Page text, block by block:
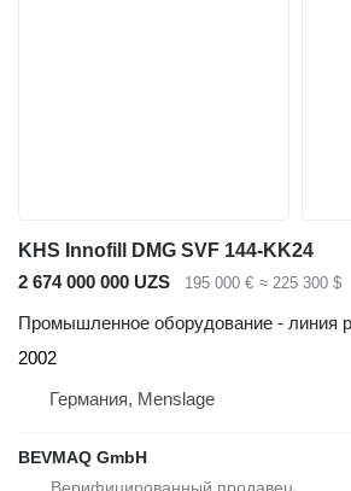
KHS Innofill DMG SVF 144-KK24
2 674 000 000 UZS
195 000 € ≈ 225 300 $
Промышленное оборудование - линия
2002
Германия, Menslage
BEVMAQ GmbH